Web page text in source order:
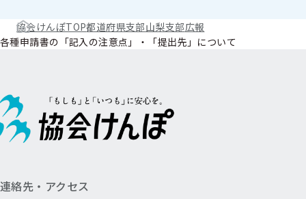
協会けんぽTOP都道府県支部山梨支部広報
各種申請書の「記入の注意点」・「提出先」について
連絡先・アクセス